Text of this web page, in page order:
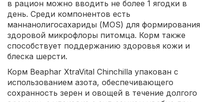
в рацион можно вводить не более 1 ягодки в
день. Среди компонентов есть
маннанолигосахариды (MOS) для формирования
здоровой микрофлоры питомца. Корм также
способствует поддержанию здоровья кожи и
блеска шерсти.
Корм Beaphar XtraVital Chinchilla упакован с
использованием азота, обеспечивающего
сохранность зерен и овощей в течение долгого